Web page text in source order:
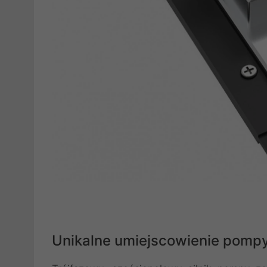
Unikalne umiejscowienie